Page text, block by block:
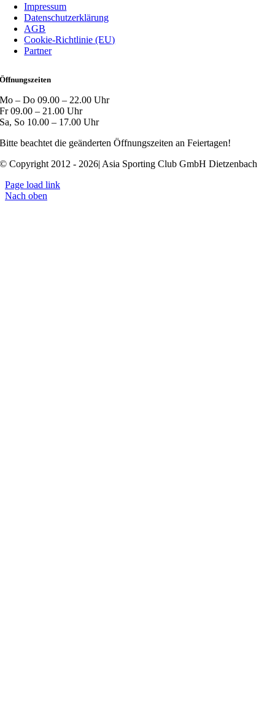
Impressum
Datenschutzerklärung
AGB
Cookie-Richtlinie (EU)
Partner
Öffnungszeiten
Mo – Do 09.00 – 22.00 Uhr
Fr 09.00 – 21.00 Uhr
Sa, So 10.00 – 17.00 Uhr
Bitte beachtet die geänderten Öffnungszeiten an Feiertagen!
© Copyright 2012 - 2026| Asia Sporting Club GmbH Dietzenbach
Page load link
Nach oben